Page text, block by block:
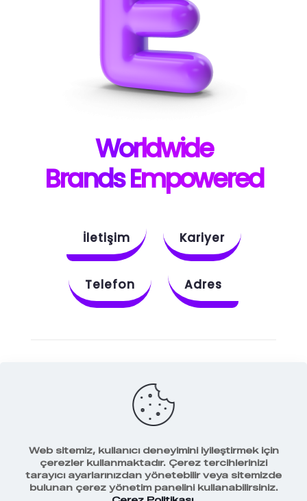
Worldwide
Brands Empowered
İletişim Kariyer
Telefon Adres
Behance
Facebook
Veri Koruma Politikamız
Web sitemiz, kullanıcı deneyimini iyileştirmek için
çerezler kullanmaktadır. Çerez tercihlerinizi
tarayıcı ayarlarınızdan yönetebilir veya sitemizde
bulunan çerez yönetim panelini kullanabilirsiniz.